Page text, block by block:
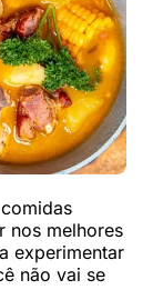
nos melhores
experimentar
não vai se